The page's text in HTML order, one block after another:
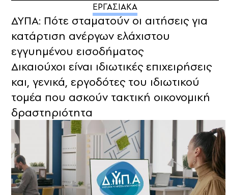
ΕΡΓΑΣΙΑΚΑ
ΔΥΠΑ: Πότε σταματούν οι αιτήσεις για
κατάρτιση ανέργων ελάχιστου
εγγυημένου εισοδήματος
Δικαιούχοι είναι ιδιωτικές επιχειρήσεις
και, γενικά, εργοδότες του ιδιωτικού
τομέα που ασκούν τακτική οικονομική
δραστηριότητα